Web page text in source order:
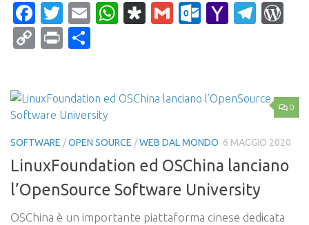
Facebook
Twitter
EmailWhatsApp
Diaspora
Gmail Yahoo
CopyPrint
0
SOFTWARE /OPEN SOURCE /WEB DAL MONDO 6 MAGGIO 2020
LinuxFoundation ed OSChina lanciano
l’OpenSource Software University
OSChina è un importante piattaforma cinese dedicata